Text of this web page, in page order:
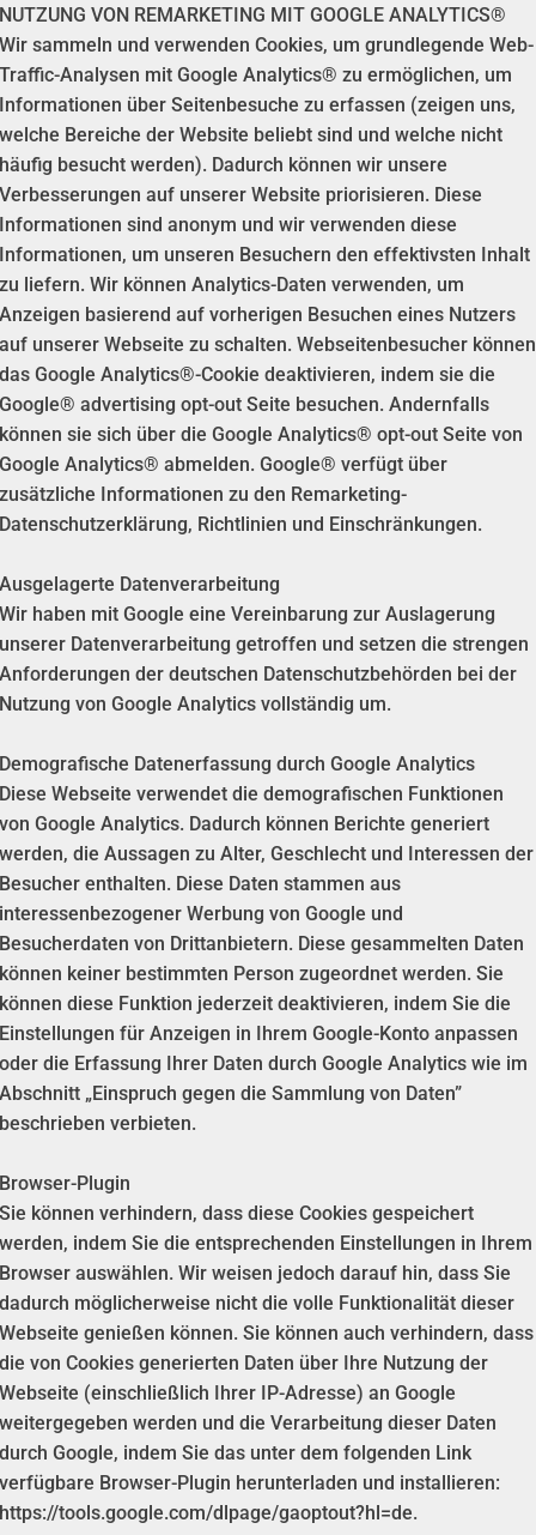
NUTZUNG VON REMARKETING MIT GOOGLE ANALYTICS®
Wir sammeln und verwenden Cookies, um grundlegende Web-
Traffic-Analysen mit Google Analytics® zu ermöglichen, um
Informationen über Seitenbesuche zu erfassen (zeigen uns,
welche Bereiche der Website beliebt sind und welche nicht
häufig besucht werden). Dadurch können wir unsere
Verbesserungen auf unserer Website priorisieren. Diese
Informationen sind anonym und wir verwenden diese
Informationen, um unseren Besuchern den effektivsten Inhalt
zu liefern. Wir können Analytics-Daten verwenden, um
Anzeigen basierend auf vorherigen Besuchen eines Nutzers
auf unserer Webseite zu schalten. Webseitenbesucher können
das Google Analytics®-Cookie deaktivieren, indem sie die
Google® advertising opt-out Seite besuchen. Andernfalls
können sie sich über die Google Analytics® opt-out Seite von
Google Analytics® abmelden. Google® verfügt über
zusätzliche Informationen zu den Remarketing-
Datenschutzerklärung, Richtlinien und Einschränkungen.
Ausgelagerte Datenverarbeitung
Wir haben mit Google eine Vereinbarung zur Auslagerung
unserer Datenverarbeitung getroffen und setzen die strengen
Anforderungen der deutschen Datenschutzbehörden bei der
Nutzung von Google Analytics vollständig um.
Demografische Datenerfassung durch Google Analytics
Diese Webseite verwendet die demografischen Funktionen
von Google Analytics. Dadurch können Berichte generiert
werden, die Aussagen zu Alter, Geschlecht und Interessen der
Besucher enthalten. Diese Daten stammen aus
interessenbezogener Werbung von Google und
Besucherdaten von Drittanbietern. Diese gesammelten Daten
können keiner bestimmten Person zugeordnet werden. Sie
können diese Funktion jederzeit deaktivieren, indem Sie die
Einstellungen für Anzeigen in Ihrem Google-Konto anpassen
oder die Erfassung Ihrer Daten durch Google Analytics wie im
Abschnitt „Einspruch gegen die Sammlung von Daten”
beschrieben verbieten.
Browser-Plugin
Sie können verhindern, dass diese Cookies gespeichert
werden, indem Sie die entsprechenden Einstellungen in Ihrem
Browser auswählen. Wir weisen jedoch darauf hin, dass Sie
dadurch möglicherweise nicht die volle Funktionalität dieser
Webseite genießen können. Sie können auch verhindern, dass
die von Cookies generierten Daten über Ihre Nutzung der
Webseite (einschließlich Ihrer IP-Adresse) an Google
weitergegeben werden und die Verarbeitung dieser Daten
durch Google, indem Sie das unter dem folgenden Link
verfügbare Browser-Plugin herunterladen und installieren:
https://tools.google.com/dlpage/gaoptout?hl=de.